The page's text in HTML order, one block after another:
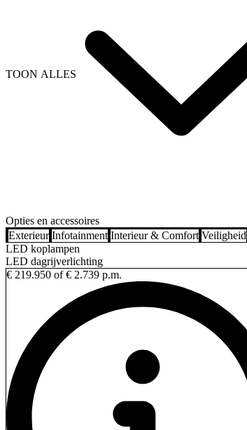
TOON ALLES
Opties en accessoires
Exterieur Infotainment Interieur & Comfort Veiligheid
LED koplampen
LED dagrijverlichting
€ 219.950 of € 2.739 p.m.